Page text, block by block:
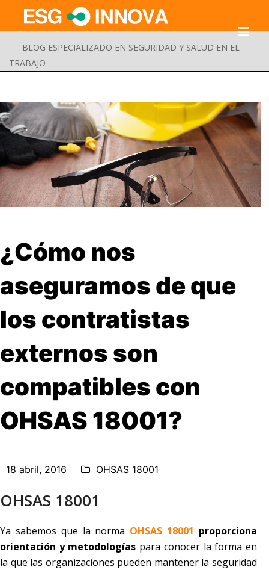
BLOG ESPECIALIZADO EN SEGURIDAD Y SALUD EN EL
TRABAJO
Buscar
¿Cómo nos
aseguramos de que
los contratistas
externos son
compatibles con
OHSAS 18001?
18 abril, 2016 OHSAS 18001
OHSAS 18001
Ya sabemos que la norma OHSAS 18001 proporciona
orientación y metodologías para conocer la forma en
la que las organizaciones pueden mantener la seguridad